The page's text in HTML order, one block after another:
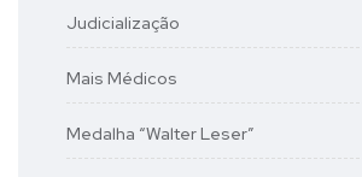
Judicialização
Mais Médicos
Medalha “Walter Leser”